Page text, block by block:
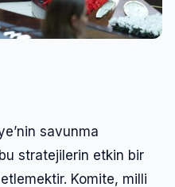
savunma
stratejilerin etkin bir
Komite, milli